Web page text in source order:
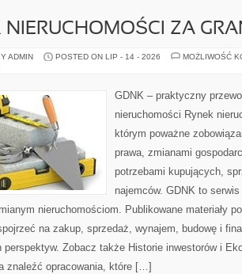
NIERUCHOMOŚCI ZA
ADMIN POSTED ON LIP - 14 - 2026
MOŻLIWOŚĆ
GDNK – praktyczny
nieruchomości Rynek
którym poważne
prawa, zmianami
potrzebami kupujących,
najemców. GDNK to
nieruchomościom. Publikowane materiały
na zakup, sprzedaż, wynajem, budowę i
perspektyw. Zobacz także Historie inwestorów i
znaleźć opracowania, które […]